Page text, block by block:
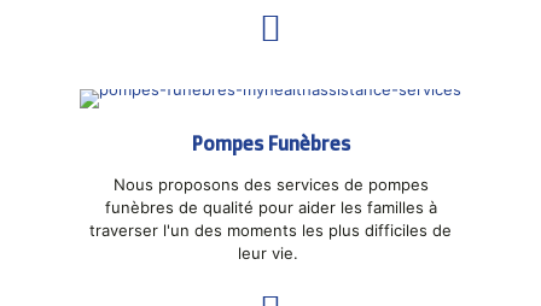
Pompes Funèbres
Nous proposons des services de pompes
funèbres de qualité pour aider les familles à
traverser l'un des moments les plus difficiles de
leur vie.